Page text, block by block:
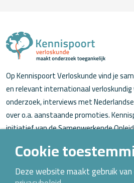
Op Kennispoort Verloskunde vind je
en relevant internationaal
onderzoek, interviews met
over o.a. aanstaande promoties.
initiatief van de Samenwerkende
Over Kennispoort Verloskunde
Cookie
Deze website maakt gebruik van